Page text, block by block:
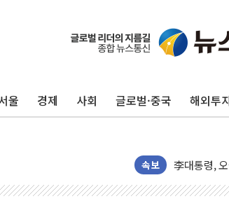
울 경제 사회 글로벌·중국 해외투
속보
트럼프, '원
트럼프 "
현대리바
"세금 부담
뉴욕증시,
이란, 오만